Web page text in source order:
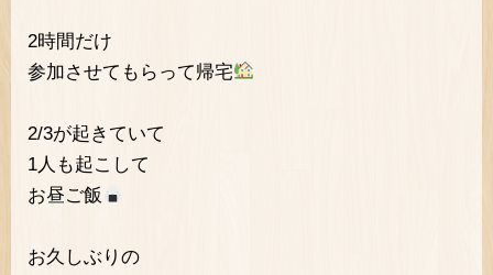
2時間だけ
参加させてもらって帰宅
2/3が起きていて
1人も起こして
お昼ご飯
お久しぶりの